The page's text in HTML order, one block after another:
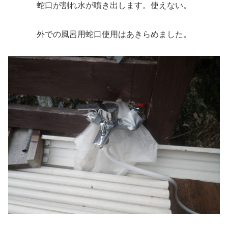
蛇口が割れ水が噴き出します。使えない。
外での風呂用蛇口使用はあきらめました。